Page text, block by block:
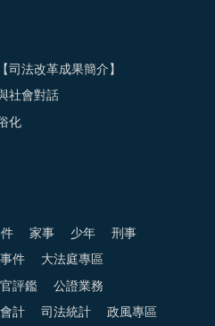
【司法改革成果簡介】
社會對話
化
家事 少年 刑事
件 大法庭專區
評鑑 公證業務
計 司法統計 政風專區